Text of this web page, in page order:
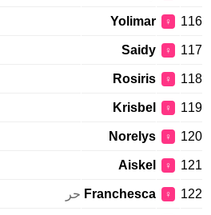
116
♀
Yolimar
117
♀
Saidy
118
♀
Rosiris
119
♀
Krisbel
120
♀
Norelys
121
♀
Aiskel
122
♀
Franchesca حر